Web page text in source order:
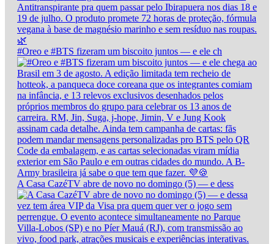
#Oreo e #BTS fizeram um biscoito juntos — e ele ch
A Casa CazéTV abre de novo no domingo (5) — e dess